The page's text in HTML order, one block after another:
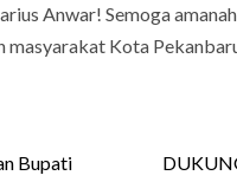
Anwar! Semoga
Kota
Bupati